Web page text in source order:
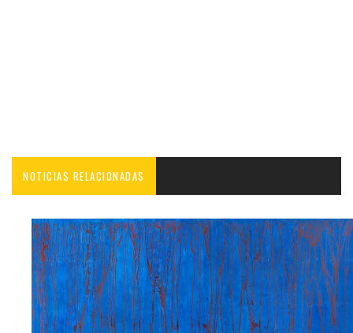
NOTICIAS RELACIONADAS